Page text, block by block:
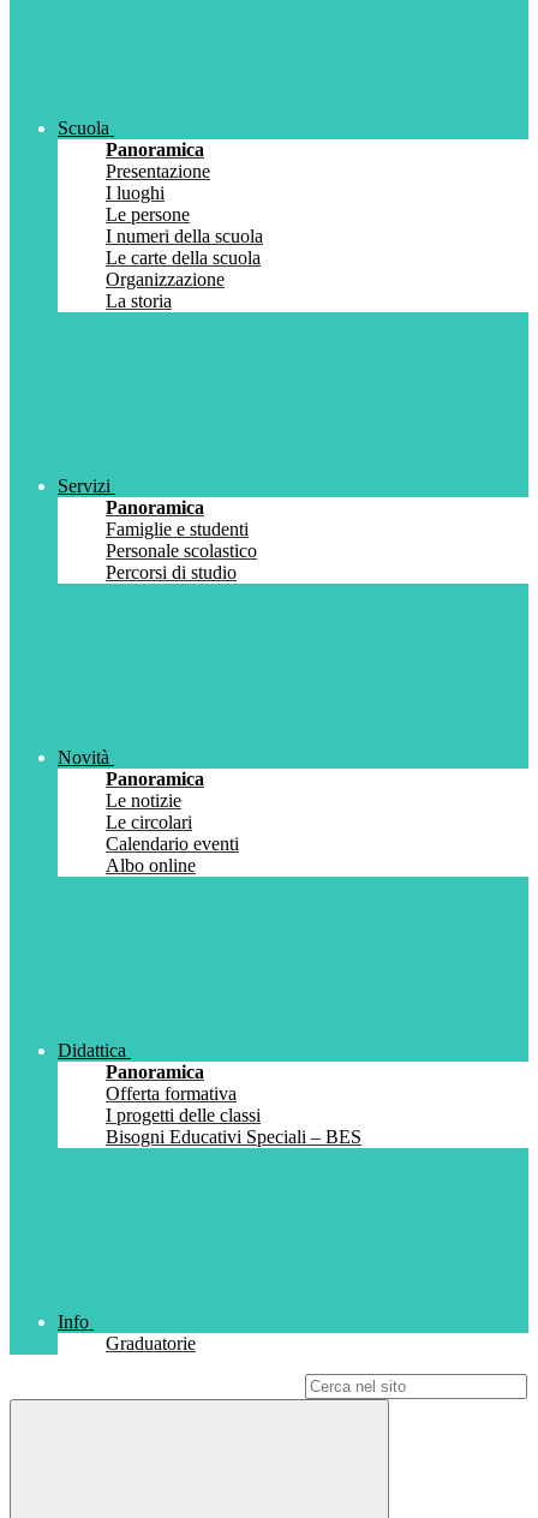
Scuola
Panoramica
Presentazione
I luoghi
Le persone
I numeri della scuola
Le carte della scuola
Organizzazione
La storia
Servizi
Panoramica
Famiglie e studenti
Personale scolastico
Percorsi di studio
Novità
Panoramica
Le notizie
Le circolari
Calendario eventi
Albo online
Didattica
Panoramica
Offerta formativa
I progetti delle classi
Bisogni Educativi Speciali – BES
Info
Graduatorie